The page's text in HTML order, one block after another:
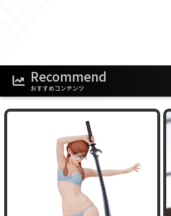
Recommend
おすすめコンテンツ